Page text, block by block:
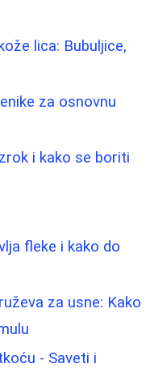
lica: Bubuljice,
za osnovnu
i kako se boriti
fleke i kako do
za usne: Kako
- Saveti i